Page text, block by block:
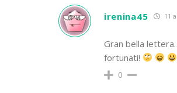
irenina45 11
Gran bella
fortunati!
0